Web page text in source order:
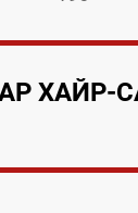
ХАЙР-